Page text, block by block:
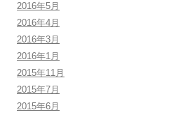
2016年5月
2016年4月
2016年3月
2016年1月
2015年11月
2015年7月
2015年6月